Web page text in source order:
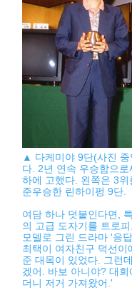
▲ 다케미야 9단(사진
다. 2년 연속 우승함으
하에 고했다. 왼쪽은 3
준우승한 린하이펑 9단.
여담 하나 덧붙인다면,
의 고급 도자기를 트로
모델로 그린 드라마 '응
최택이 여자친구 덕선이
준 대목이 있었다. 그런
겠어. 바보 아니야? 대
더니 저거 가져왔어.'